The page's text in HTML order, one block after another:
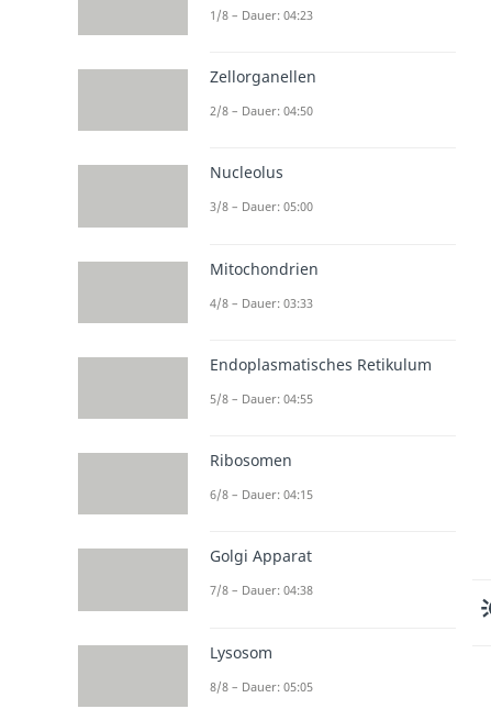
1/8 – Dauer: 04:23
Zellorganellen
2/8 – Dauer: 04:50
Nucleolus
3/8 – Dauer: 05:00
Mitochondrien
4/8 – Dauer: 03:33
Endoplasmatisches Retikulum
5/8 – Dauer: 04:55
Ribosomen
6/8 – Dauer: 04:15
Golgi Apparat
7/8 – Dauer: 04:38
Lysosom
8/8 – Dauer: 05:05